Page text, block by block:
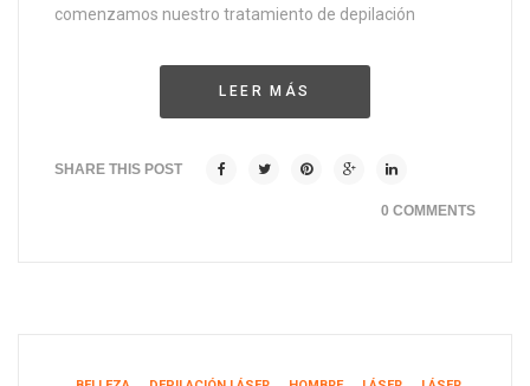
comenzamos nuestro tratamiento de depilación
LEER MÁS
SHARE THIS POST
0 COMMENTS